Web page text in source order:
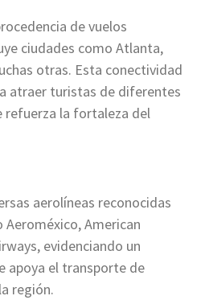
de vuelos
ciudades como Atlanta,
otras. Esta conectividad
atraer turistas de diferentes
refuerza la fortaleza del
aerolíneas reconocidas
American
evidenciando un
apoya el transporte de
región.